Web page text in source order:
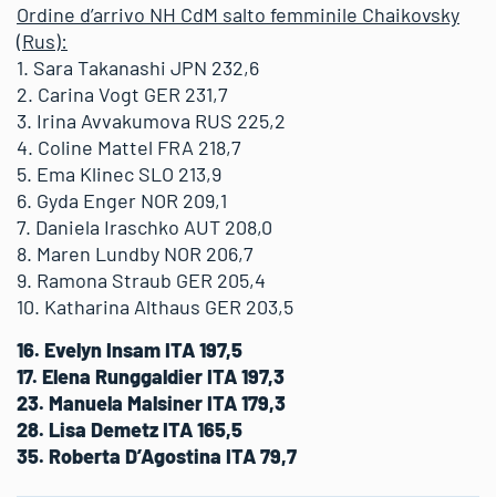
Ordine d’arrivo NH CdM salto femminile Chaikovsky
(Rus):
1. Sara Takanashi JPN 232,6
2. Carina Vogt GER 231,7
3. Irina Avvakumova RUS 225,2
4. Coline Mattel FRA 218,7
5. Ema Klinec SLO 213,9
6. Gyda Enger NOR 209,1
7. Daniela Iraschko AUT 208,0
8. Maren Lundby NOR 206,7
9. Ramona Straub GER 205,4
10. Katharina Althaus GER 203,5
16. Evelyn Insam ITA 197,5
17. Elena Runggaldier ITA 197,3
23. Manuela Malsiner ITA 179,3
28. Lisa Demetz ITA 165,5
35. Roberta D’Agostina ITA 79,7